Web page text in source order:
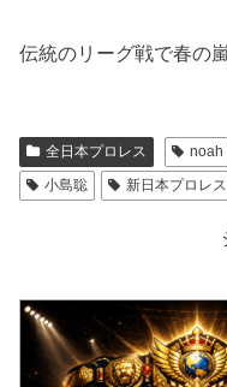
伝統のリーグ戦で春の
全日本プロレス noah
小島聡
新日本プロレス